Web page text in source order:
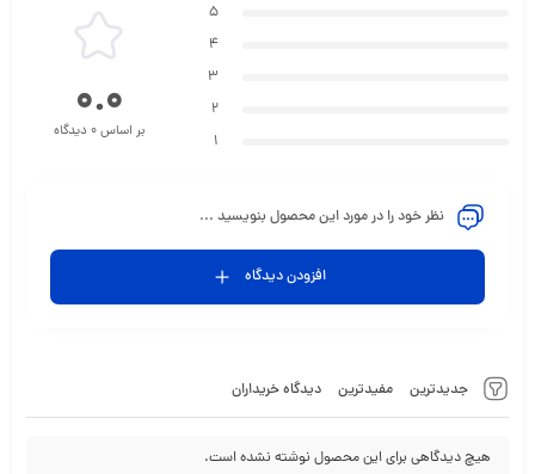
جدیدترین مفیدترین دیدگاه خریداران
هیچ دیدگاهی برای این محصول نوشته نشده است.
5
4
3
2
1
0.0
بر اساس 0 دیدگاه
نظر خود را در مورد این محصول بنویسید ...
افزودن دیدگاه